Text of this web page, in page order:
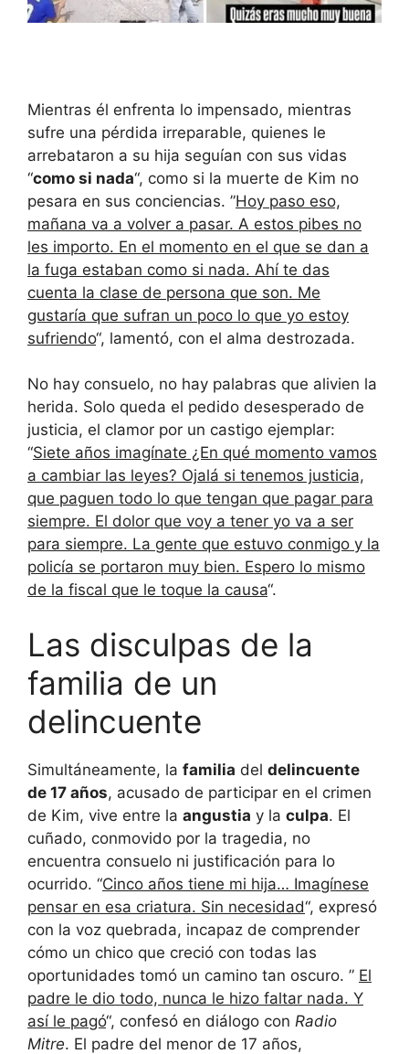
Mientras él enfrenta lo impensado, mientras
sufre una pérdida irreparable, quienes le
arrebataron a su hija seguían con sus vidas
“como si nada“, como si la muerte de Kim no
pesara en sus conciencias. ”Hoy paso eso,
mañana va a volver a pasar. A estos pibes no
les importo. En el momento en el que se dan a
la fuga estaban como si nada. Ahí te das
cuenta la clase de persona que son. Me
gustaría que sufran un poco lo que yo estoy
sufriendo“, lamentó, con el alma destrozada.
No hay consuelo, no hay palabras que alivien la
herida. Solo queda el pedido desesperado de
justicia, el clamor por un castigo ejemplar:
“Siete años imagínate ¿En qué momento vamos
a cambiar las leyes? Ojalá si tenemos justicia,
que paguen todo lo que tengan que pagar para
siempre. El dolor que voy a tener yo va a ser
para siempre. La gente que estuvo conmigo y la
policía se portaron muy bien. Espero lo mismo
de la fiscal que le toque la causa“.
Las disculpas de la
familia de un
delincuente
Simultáneamente, la familia del delincuente
de 17 años, acusado de participar en el crimen
de Kim, vive entre la angustia y la culpa. El
cuñado, conmovido por la tragedia, no
encuentra consuelo ni justificación para lo
ocurrido. “Cinco años tiene mi hija… Imagínese
pensar en esa criatura. Sin necesidad“, expresó
con la voz quebrada, incapaz de comprender
cómo un chico que creció con todas las
oportunidades tomó un camino tan oscuro. ” El
padre le dio todo, nunca le hizo faltar nada. Y
así le pagó“, confesó en diálogo con Radio
Mitre. El padre del menor de 17 años,